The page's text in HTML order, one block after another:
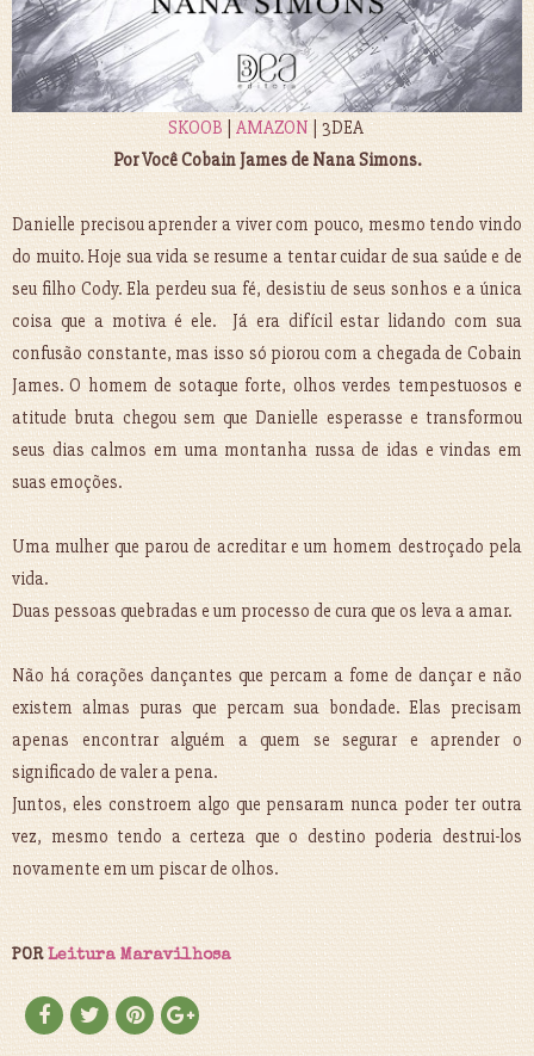
SKOOB | AMAZON | 3DEA
Por Você Cobain James de Nana Simons.
Danielle precisou aprender a viver com pouco, mesmo tendo vindo
do muito. Hoje sua vida se resume a tentar cuidar de sua saúde e de
seu filho Cody. Ela perdeu sua fé, desistiu de seus sonhos e a única
coisa que a motiva é ele. Já era difícil estar lidando com sua
confusão constante, mas isso só piorou com a chegada de Cobain
James. O homem de sotaque forte, olhos verdes tempestuosos e
atitude bruta chegou sem que Danielle esperasse e transformou
seus dias calmos em uma montanha russa de idas e vindas em
suas emoções.
Uma mulher que parou de acreditar e um homem destroçado pela
vida.
Duas pessoas quebradas e um processo de cura que os leva a amar.
Não há corações dançantes que percam a fome de dançar e não
existem almas puras que percam sua bondade. Elas precisam
apenas encontrar alguém a quem se segurar e aprender o
significado de valer a pena.
Juntos, eles constroem algo que pensaram nunca poder ter outra
vez, mesmo tendo a certeza que o destino poderia destrui-los
novamente em um piscar de olhos.
PORLeitura Maravilhosa